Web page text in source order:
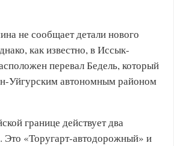
не сообщает детали нового
как известно, в Иссык-
перевал Бедель, который
Уйгурским автономным районом
границе действует два
Это «Торугарт-автодорожный» и